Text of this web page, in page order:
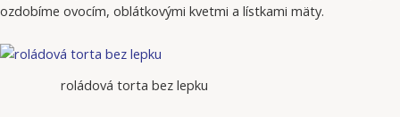
ozdobíme ovocím, oblátkovými kvetmi a lístkami mäty.
roládová torta bez lepku